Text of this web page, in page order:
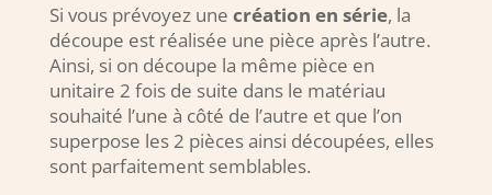
Si vous prévoyez une création en série, la
découpe est réalisée une pièce après l’autre.
Ainsi, si on découpe la même pièce en
unitaire 2 fois de suite dans le matériau
souhaité l’une à côté de l’autre et que l’on
superpose les 2 pièces ainsi découpées, elles
sont parfaitement semblables.